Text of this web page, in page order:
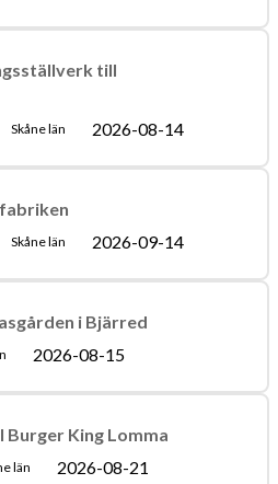
till
Skåne län 2026-08-14
Skåne län 2026-09-14
i Bjärred
2026-08-15
King Lomma
län 2026-08-21